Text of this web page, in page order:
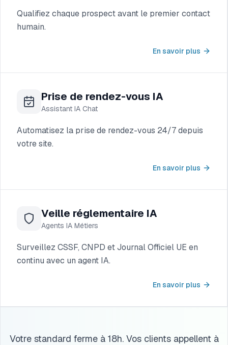
Qualifiez chaque prospect avant le premier contact
humain.
En savoir plus
Prise de rendez-vous IA
Assistant IA Chat
Automatisez la prise de rendez-vous 24/7 depuis
votre site.
En savoir plus
Veille réglementaire IA
Agents IA Métiers
Surveillez CSSF, CNPD et Journal Officiel UE en
continu avec un agent IA.
En savoir plus
Votre standard ferme à 18h. Vos clients appellent à